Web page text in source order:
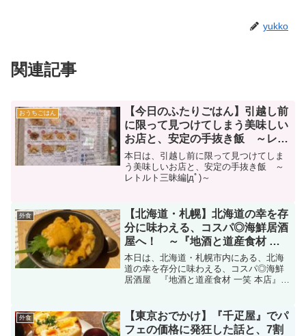
yukko
関連記事
おうちごはん
【今日のふたりごはん】引越し前
に限って見つけてしまう美味しい
お店と、安定の手抜き飯 ～レト
ルト三昧編|дﾟ)～
本日は、引越し前に限って見つけてしま
う美味しいお店と、安定の手抜き飯 ～
レトルト三昧編|дﾟ)～
外食
【北海道・札幌】北海道の幸を存
分に味わえる、コスパ◎海鮮居酒
屋へ！ ～『地酒と道産食材 一
笑 本店』編|дﾟ)～
本日は、北海道・札幌市内にある、北海
道の幸を存分に味わえる、コスパ◎海鮮
居酒屋 『地酒と道産食材 一笑 本店』さ
外食
【東京おでかけ】『千疋屋』でパ
フェの価格に発狂した話と、7割